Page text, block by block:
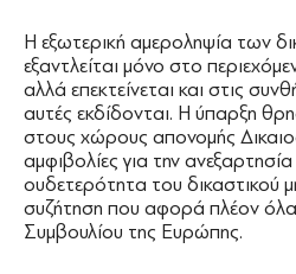
Η εξωτερική αμεροληψία των
εξαντλείται μόνο στο
αλλά επεκτείνεται και στις
αυτές εκδίδονται. Η ύπαρξη
στους χώρους απονομής
αμφιβολίες για την ανεξαρτησία
ουδετερότητα του δικαστικού
συζήτηση που αφορά πλέον
Συμβουλίου της Ευρώπης.